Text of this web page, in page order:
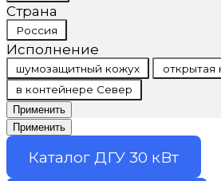
Страна
Страна
Россия
Исполнение
Исполнение
шумозащитный кожух
открытая
в контейнере Север
Применить
Применить
Каталог ДГУ 30 кВт